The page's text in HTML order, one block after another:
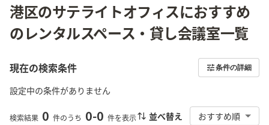
港区のサテライトオフィスにおすすめ
のレンタルスペース・貸し会議室一覧
現在の検索条件 条件の詳細
設定中の条件がありません
検索結果 0 件のうち 0-0 件を表示 並べ替え おすすめ順